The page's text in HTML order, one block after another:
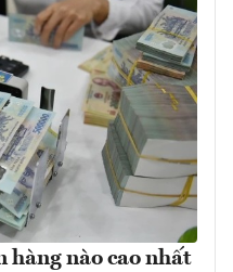
hàng nào cao nhất